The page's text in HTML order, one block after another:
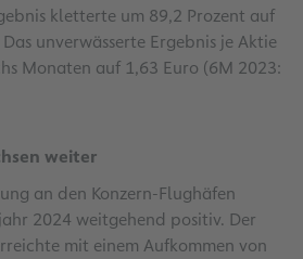
kletterte um 89,2 Prozent auf
unverwässerte Ergebnis je Aktie
Monaten auf 1,63 Euro (6M 2023:
weiter
an den Konzern-Flughäfen
2024 weitgehend positiv. Der
mit einem Aufkommen von